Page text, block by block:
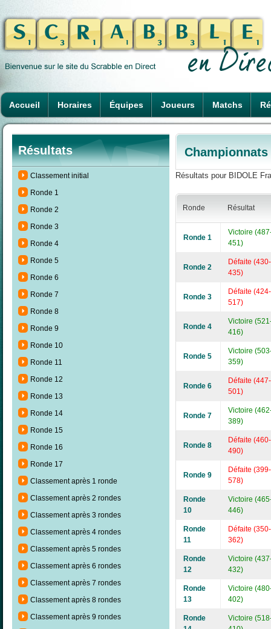
Accueil Horaires Équipes Joueurs Matchs
Résultats
Classement initial
Ronde 1
Ronde 2
Ronde 3
Ronde 4
Ronde 5
Ronde 6
Ronde 7
Ronde 8
Ronde 9
Ronde 10
Ronde 11
Ronde 12
Ronde 13
Ronde 14
Ronde 15
Ronde 16
Ronde 17
Classement après 1 ronde
Classement après 2 rondes
Classement après 3 rondes
Classement après 4 rondes
Classement après 5 rondes
Classement après 6 rondes
Classement après 7 rondes
Classement après 8 rondes
Classement après 9 rondes
Résultats pour BIDOLE
Ronde Résultat
Ronde 1
Victoire
451)
Ronde 2
Défaite (430-
435)
Ronde 3
Défaite (424-
517)
Ronde 4
Victoire
416)
Ronde 5
Victoire
359)
Ronde 6
Défaite (447-
501)
Ronde 7
Victoire
389)
Ronde 8
Défaite (460-
490)
Ronde 9
Défaite (399-
578)
Ronde
10
Victoire
446)
Ronde
11
Défaite (350-
362)
Ronde
12
Victoire
432)
Ronde
13
Victoire
402)
Ronde
Victoire